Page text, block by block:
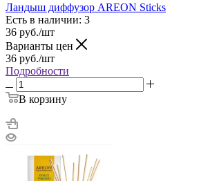
Ландыш диффузор AREON Sticks
Есть в наличии: 3
36 руб./шт
Варианты цен
36 руб./шт
Подробности
В корзину